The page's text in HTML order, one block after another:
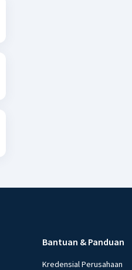
Bantuan & Panduan
Kredensial Perusahaan